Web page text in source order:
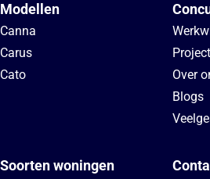
Modellen
Canna
Carus
Cato
Over
Blogs
Soorten woningen